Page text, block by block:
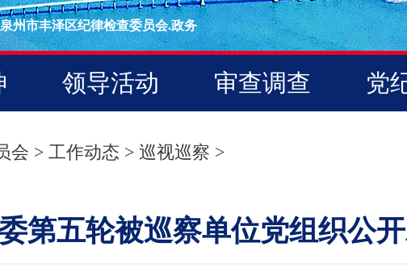
州市丰泽区纪律检查委员会.政务
领导活动 审查调查 党
会 > 工作动态 > 巡视巡察 >
第五轮被巡察单位党组织公